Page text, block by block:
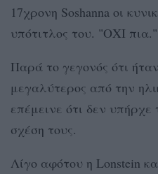
17χρονη Soshanna οι
υπότιτλος του. "ΟΧΙ πια."
Παρά το γεγονός ότι
μεγαλύτερος από την
επέμεινε ότι δεν
σχέση τους.
Λίγο αφότου η Lonstein